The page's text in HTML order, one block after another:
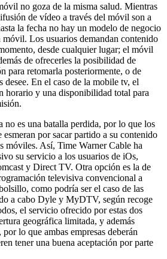
no goza de la misma salud. Mientras
de vídeo a través del móvil son a
la fecha no hay un modelo de negocio
Los usuarios demandan contenido
desde cualquier lugar; el móvil
de ofrecerles la posibilidad de
para retomarla posteriormente, o de
desee. En el caso de la mobile tv, el
horario y una disponibilidad total para
no es una batalla perdida, por lo que los
esmeran por sacar partido a su contenido
móviles. Así, Time Warner Cable ha
su servicio a los usuarios de iOs,
y Direct TV. Otra opción es la de
televisiva convencional a
como podría ser el caso de las
a cabo Dyle y MyDTV, según recoge
el servicio ofrecido por estas dos
geográfica limitada, y además
lo que ambas empresas deberán
tener una buena aceptación por parte